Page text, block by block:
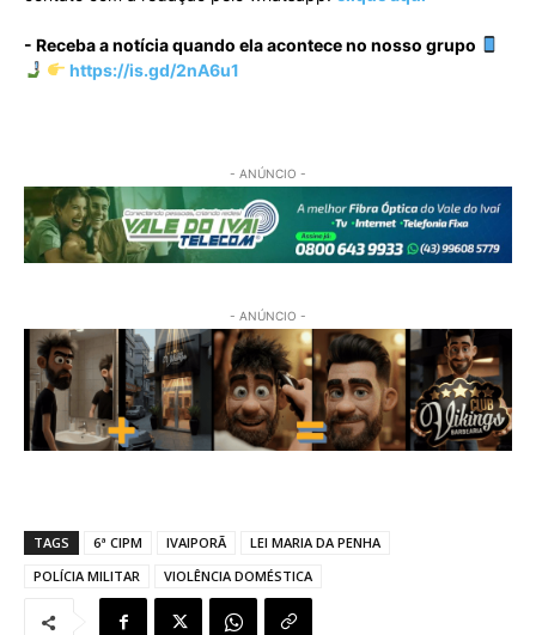
- Receba a notícia quando ela acontece no nosso grupo
https://is.gd/2nA6u1
- ANÚNCIO -
- ANÚNCIO -
TAGS 6ª CIPM IVAIPORÃ
LEI MARIA DA PENHA
POLÍCIA MILITAR
VIOLÊNCIA DOMÉSTICA